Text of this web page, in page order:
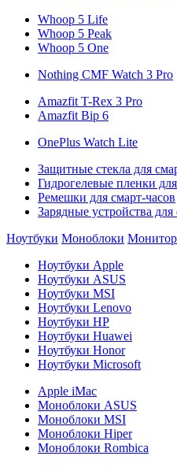
Whoop 5 Life
Whoop 5 Peak
Whoop 5 One
Nothing CMF Watch 3 Pro
Amazfit T-Rex 3 Pro
Amazfit Bip 6
OnePlus Watch Lite
Защитные стекла для
Гидрогелевые пленки
Ремешки для смарт-часов
Зарядные устройства для
Ноутбуки Моноблоки
Ноутбуки Apple
Ноутбуки ASUS
Ноутбуки MSI
Ноутбуки Lenovo
Ноутбуки HP
Ноутбуки Huawei
Ноутбуки Honor
Ноутбуки Microsoft
Apple iMac
Моноблоки ASUS
Моноблоки MSI
Моноблоки Hiper
Моноблоки Rombica